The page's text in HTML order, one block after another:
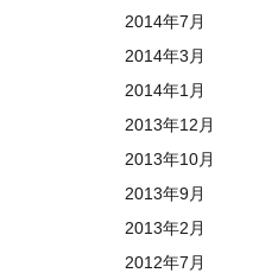
2014年7月
2014年3月
2014年1月
2013年12月
2013年10月
2013年9月
2013年2月
2012年7月